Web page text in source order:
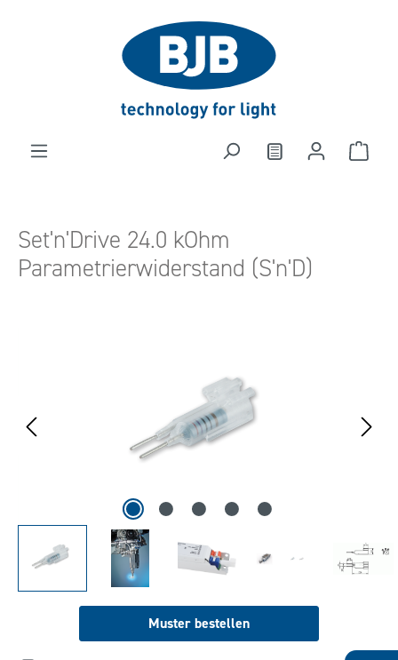
Set'n'Drive 24.0 kOhm
Parametrierwiderstand (S'n'D)
Muster bestellen